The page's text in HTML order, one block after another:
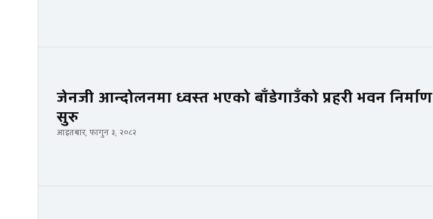
जेनजी आन्दोलनमा ध्वस्त भएको बाँडेगाउँको प्रहरी भवन निर्माण
सुरु
आइतबार, फागुन ३, २०८२